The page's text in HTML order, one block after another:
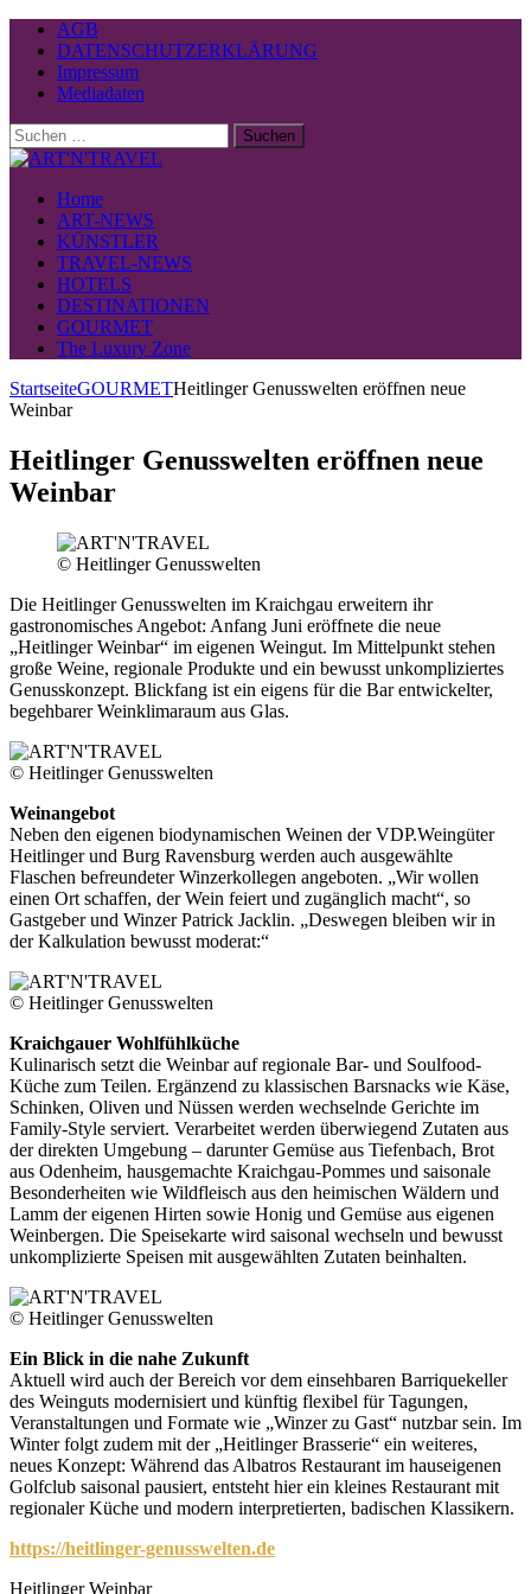
AGB
DATENSCHUTZERKLÄRUNG
Impressum
Mediadaten
Suchen
nach:
Home
ART-NEWS
KÜNSTLER
TRAVEL-NEWS
HOTELS
DESTINATIONEN
GOURMET
The Luxury Zone
StartseiteGOURMETHeitlinger Genusswelten eröffnen neue
Weinbar
Heitlinger Genusswelten eröffnen neue
Weinbar
© Heitlinger Genusswelten
Die Heitlinger Genusswelten im Kraichgau erweitern ihr
gastronomisches Angebot: Anfang Juni eröffnete die neue
„Heitlinger Weinbar“ im eigenen Weingut. Im Mittelpunkt stehen
große Weine, regionale Produkte und ein bewusst unkompliziertes
Genusskonzept. Blickfang ist ein eigens für die Bar entwickelter,
begehbarer Weinklimaraum aus Glas.
© Heitlinger Genusswelten
Weinangebot
Neben den eigenen biodynamischen Weinen der VDP.Weingüter
Heitlinger und Burg Ravensburg werden auch ausgewählte
Flaschen befreundeter Winzerkollegen angeboten. „Wir wollen
einen Ort schaffen, der Wein feiert und zugänglich macht“, so
Gastgeber und Winzer Patrick Jacklin. „Deswegen bleiben wir in
der Kalkulation bewusst moderat:“
© Heitlinger Genusswelten
Kraichgauer Wohlfühlküche
Kulinarisch setzt die Weinbar auf regionale Bar- und Soulfood-
Küche zum Teilen. Ergänzend zu klassischen Barsnacks wie Käse,
Schinken, Oliven und Nüssen werden wechselnde Gerichte im
Family-Style serviert. Verarbeitet werden überwiegend Zutaten aus
der direkten Umgebung – darunter Gemüse aus Tiefenbach, Brot
aus Odenheim, hausgemachte Kraichgau-Pommes und saisonale
Besonderheiten wie Wildfleisch aus den heimischen Wäldern und
Lamm der eigenen Hirten sowie Honig und Gemüse aus eigenen
Weinbergen. Die Speisekarte wird saisonal wechseln und bewusst
unkomplizierte Speisen mit ausgewählten Zutaten beinhalten.
© Heitlinger Genusswelten
Ein Blick in die nahe Zukunft
Aktuell wird auch der Bereich vor dem einsehbaren Barriquekeller
des Weinguts modernisiert und künftig flexibel für Tagungen,
Veranstaltungen und Formate wie „Winzer zu Gast“ nutzbar sein. Im
Winter folgt zudem mit der „Heitlinger Brasserie“ ein weiteres,
neues Konzept: Während das Albatros Restaurant im hauseigenen
Golfclub saisonal pausiert, entsteht hier ein kleines Restaurant mit
regionaler Küche und modern interpretierten, badischen Klassikern.
https://heitlinger-genusswelten.de
Heitlinger Weinbar